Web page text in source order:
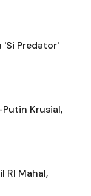
'Si Predator'
Krusial,
RI Mahal,